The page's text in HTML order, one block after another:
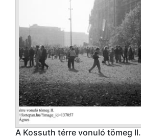
A Kossuth térre vonuló tömeg II.